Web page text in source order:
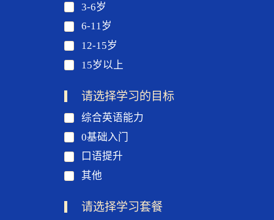
3-6岁
6-11岁
12-15岁
15岁以上
请选择学习的目标
综合英语能力
0基础入门
口语提升
其他
请选择学习套餐